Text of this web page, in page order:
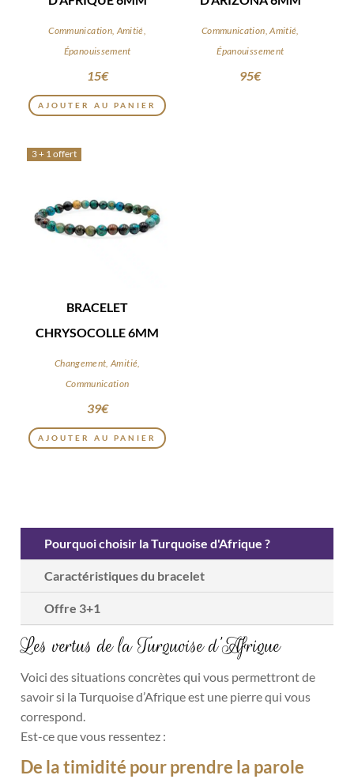
Communication, Amitié,
Épanouissement
15€
AJOUTER AU PANIER
Communication, Amitié,
Épanouissement
95€
3 + 1 offert
BRACELET
CHRYSOCOLLE 6MM
Changement, Amitié,
Communication
39€
AJOUTER AU PANIER
Pourquoi choisir la Turquoise d'Afrique ?
Caractéristiques du bracelet
Offre 3+1
Les vertus de la Turquoise d’Afrique
Voici des situations concrètes qui vous permettront de
savoir si la Turquoise d’Afrique est une pierre qui vous
correspond.
Est-ce que vous ressentez :
De la timidité pour prendre la parole